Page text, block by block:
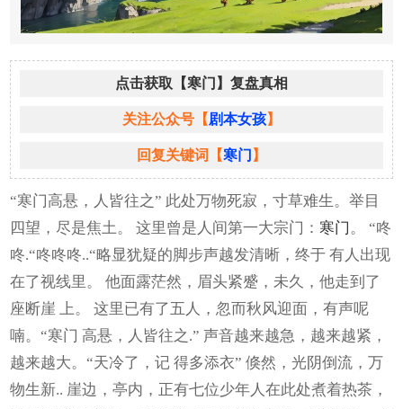
点击获取【寒门】复盘真相
关注公众号【剧本女孩】
回复关键词【寒门 】
“寒门高悬，人皆往之” 此处万物死寂，寸草难生。举目
四望，尽是焦土。 这里曾是人间第一大宗门：寒门。 “咚
咚.“咚咚咚..“略显犹疑的脚步声越发清晰，终于 有人出现
在了视线里。 他面露茫然，眉头紧蹙，未久，他走到了
座断崖 上。 这里已有了五人，忽而秋风迎面，有声呢
喃。“寒门 高悬，人皆往之.” 声音越来越急，越来越紧，
越来越大。“天冷了，记 得多添衣” 倏然，光阴倒流，万
物生新.. 崖边，亭内，正有七位少年人在此处煮着热茶，